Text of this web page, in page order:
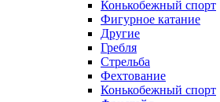
Конькобежный спорт
Фигурное катание
Другие
Гребля
Стрельба
Фехтование
Конькобежный спорт